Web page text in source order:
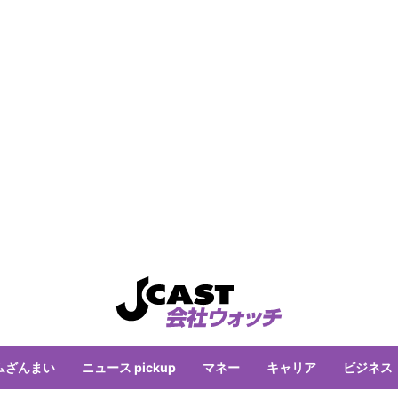
ざんまい ニュース pickup マネー キャリア ビジネス